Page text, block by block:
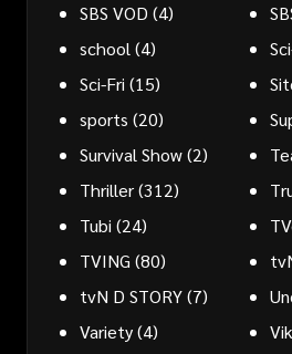
SBS VOD (4)
school(4)
Sci-Fri (15)
sports (20)
Survival Show(2)
Thriller(312)
Tubi (24)
TVING (80)
tvN D STORY(7)
Variety(4)